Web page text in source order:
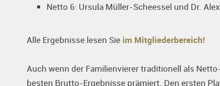
Netto 6: Ursula Müller-Scheessel und Dr.
Alle Ergebnisse lesen Sie im Mitgliederbereich!
Auch wenn der Familienvierer traditionell als
besten Brutto-Ergebnisse prämiert. Den ersten